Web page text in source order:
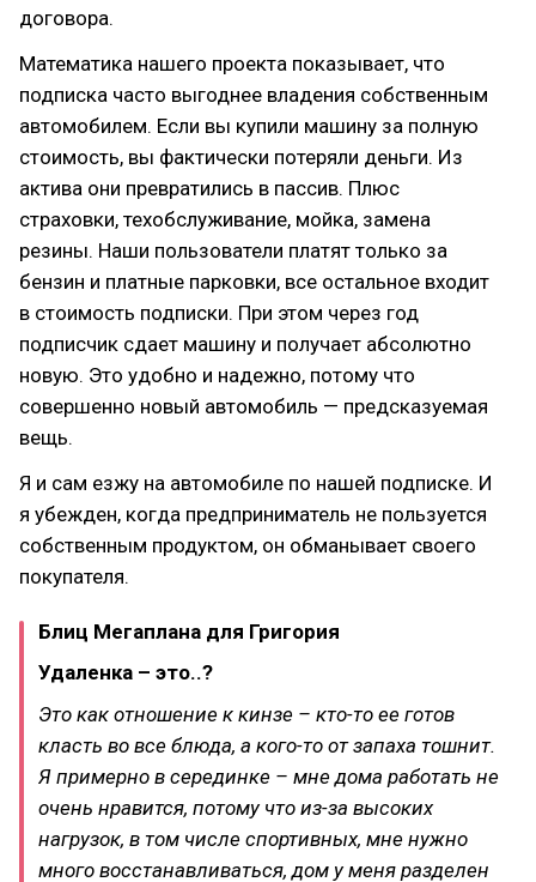
договора.
Математика нашего проекта показывает, что
подписка часто выгоднее владения собственным
автомобилем. Если вы купили машину за полную
стоимость, вы фактически потеряли деньги. Из
актива они превратились в пассив. Плюс
страховки, техобслуживание, мойка, замена
резины. Наши пользователи платят только за
бензин и платные парковки, все остальное входит
в стоимость подписки. При этом через год
подписчик сдает машину и получает абсолютно
новую. Это удобно и надежно, потому что
совершенно новый автомобиль — предсказуемая
вещь.
Я и сам езжу на автомобиле по нашей подписке. И
я убежден, когда предприниматель не пользуется
собственным продуктом, он обманывает своего
покупателя.
Блиц Мегаплана для Григория
Удаленка – это..?
Это как отношение к кинзе – кто-то ее готов
класть во все блюда, а кого-то от запаха тошнит.
Я примерно в серединке – мне дома работать не
очень нравится, потому что из-за высоких
нагрузок, в том числе спортивных, мне нужно
много восстанавливаться, дом у меня разделен